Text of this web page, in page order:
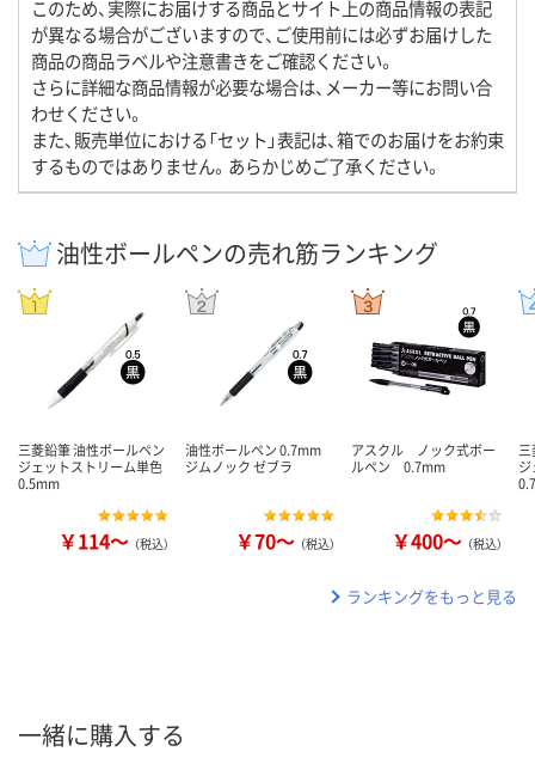
このため、実際にお届けする商品とサイト上の商品情報の表記
が異なる場合がございますので、ご使用前には必ずお届けした
商品の商品ラベルや注意書きをご確認ください。
さらに詳細な商品情報が必要な場合は、メーカー等にお問い合
わせください。
また、販売単位における「セット」表記は、箱でのお届けをお約束
するものではありません。あらかじめご了承ください。
油性ボールペンの売れ筋ランキング
三菱鉛筆 油性ボールペン
ジェットストリーム単色
0.5mm
￥114～ （税込）
油性ボールペン 0.7mm
ジムノック ゼブラ
￥70～ （税込）
アスクル ノック式ボー
ルペン 0.7mm
￥400～ （税込）
ランキングをもっと見る
一緒に購入する